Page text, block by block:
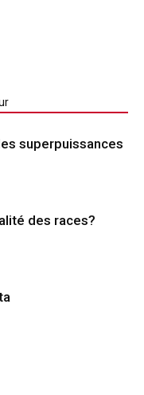
superpuissances
des races?